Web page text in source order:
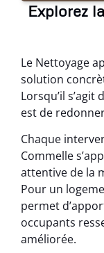
Explorez
Le Nettoyage
solution
Lorsqu’il s’agit
est de
Chaque
Commelle
attentive de la
Pour un
permet
occupants
améliorée.